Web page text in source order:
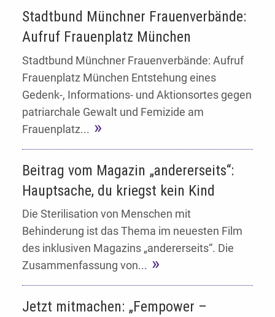
Stadtbund Münchner Frauenverbände:
Aufruf Frauenplatz München
Stadtbund Münchner Frauenverbände: Aufruf
Frauenplatz München Entstehung eines
Gedenk-, Informations- und Aktionsortes gegen
patriarchale Gewalt und Femizide am
Frauenplatz...
Beitrag vom Magazin „andererseits“:
Hauptsache, du kriegst kein Kind
Die Sterilisation von Menschen mit
Behinderung ist das Thema im neuesten Film
des inklusiven Magazins „andererseits“. Die
Zusammenfassung von...
Jetzt mitmachen: „Fempower –